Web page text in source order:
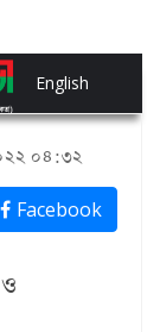
English
০৪:৩২
Facebook